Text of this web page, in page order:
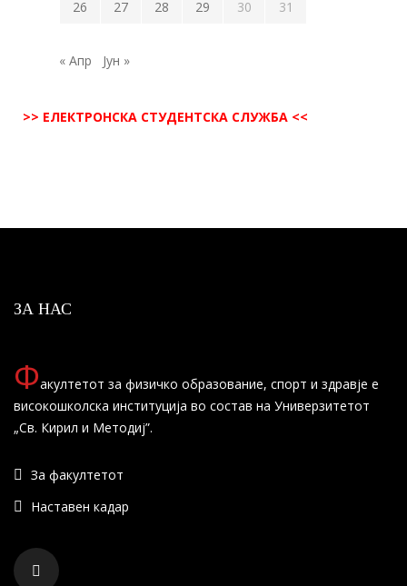
26
27 28 29 30 31
« Апр Јун »
>> ЕЛЕКТРОНСКА СТУДЕНТСКА СЛУЖБА <<
ЗА НАС
Факултетот за физичко образование, спорт и здравје е
високошколска институција во состав на Универзитетот
„Св. Кирил и Методиј”.
За факултетот
Наставен кадар